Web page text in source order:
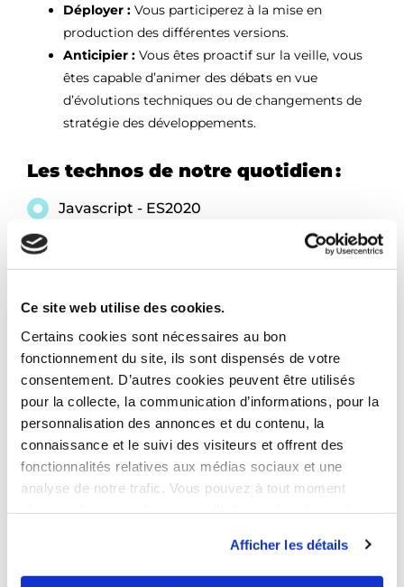
Ce site web utilise des cookies.
Certains cookies sont nécessaires au bon
fonctionnement du site, ils sont dispensés de votre
consentement. D’autres cookies peuvent être utilisés
pour la collecte, la communication d’informations, pour la
personnalisation des annonces et du contenu, la
connaissance et le suivi des visiteurs et offrent des
fonctionnalités relatives aux médias sociaux et une
analyse de notre trafic. Vous pouvez à tout moment
Afficher les détails
Notre agence
Nos métiers
Nos réalisations
Déployer : Vous participerez à la mise en
production des différentes versions.
Anticipier : Vous êtes proactif sur la veille, vous
êtes capable d’animer des débats en vue
d’évolutions techniques ou de changements de
stratégie des développements.
Les technos de notre quotidien :
Javascript - ES2020
Microsoft SQL Server
Docker
Connaissances techniques
appréciées
Docker